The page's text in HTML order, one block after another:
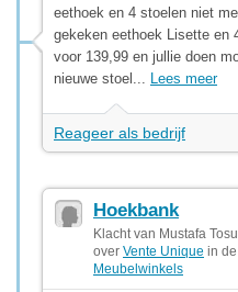
eethoek en 4 stoelen niet
gekeken eethoek Lisette en
voor 139,99 en jullie doen
nieuwe stoel... Lees meer
Reageer als bedrijf
Hoekbank
Klacht van Mustafa
over Vente Unique in
Meubelwinkels